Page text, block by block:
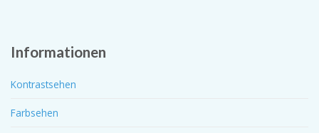
Informationen
Kontrastsehen
Farbsehen